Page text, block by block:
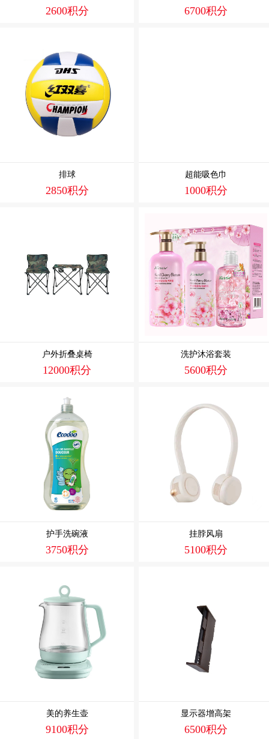
2600积分 6700积分
排球
2850积分
超能吸色巾
1000积分
户外折叠桌椅
12000积分
洗护沐浴套装
5600积分
护手洗碗液
3750积分
挂脖风扇
5100积分
美的养生壶
9100积分
显示器增高架
6500积分